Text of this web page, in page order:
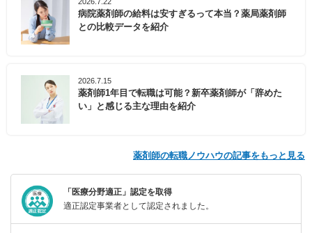
病院薬剤師の給料は安すぎるって本当？薬局薬剤師
との比較データを紹介
2026.7.15
薬剤師1年目で転職は可能？新卒薬剤師が「辞めた
い」と感じる主な理由を紹介
薬剤師の転職ノウハウの記事をもっと見る
「医療分野適正」認定を取得
適正認定事業者として認定されました。